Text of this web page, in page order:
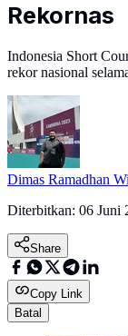
Rekornas
‎Indonesia Short
rekor nasional
Dimas Ramadhan
Diterbitkan: 06 Juni
Share
Copy Link
Batal